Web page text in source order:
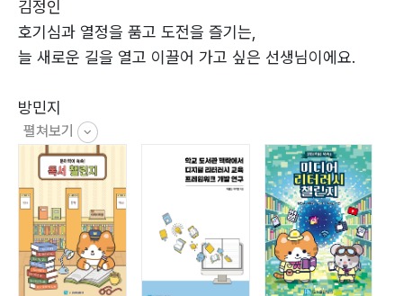
드라마 대본에 나오는 두 사람은 누구일까? 분석하기 | 드
라마 대본 030
하기 | 누리집 032
내 마음이 피라미드였다고? 정리하기 | 웹툰 034
명심보감 밸런스 게임을 해 볼까? 분석하기 | 책 목차
036
누가 진짜 엄마일까? 분석&정리 | 신문 038
단군신화 속 진실을 찾아볼까? 분석하기 | 웹툰 040
음료 광고, 정말 믿어도 될까? 분석하기 | 광고 042
김정인
호기심과 열정을 품고 도전을 즐기는,
늘 새로운 길을 열고 이끌어 가고 싶은 선생님이에요.
방민지
책 속 세상을 통해 더 넓은 세계를 만나고,
그 여정에서 배우며 성장하는 아이들을
응원하는 선생님이에요.
정진희
학교도서관에서 함께 꿈꾸고 성장하고 싶은
램프의 요정 지니 사서쌤이에요.
펼쳐보기